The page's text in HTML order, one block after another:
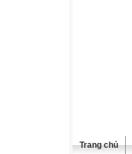
Trang chủ